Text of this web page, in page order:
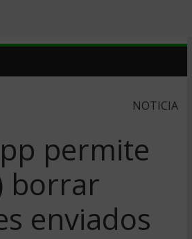
NOTICIA
permite
borrar
enviados